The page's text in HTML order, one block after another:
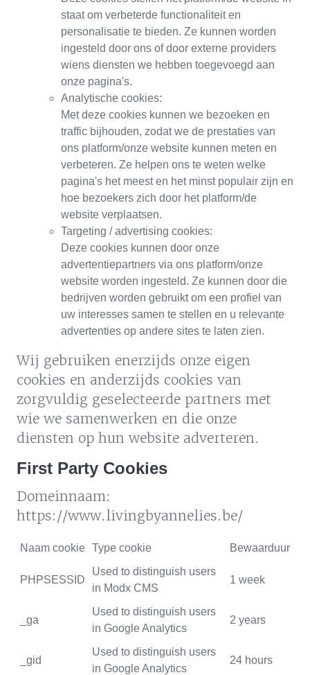
staat om verbeterde functionaliteit en
personalisatie te bieden. Ze kunnen worden
ingesteld door ons of door externe providers
wiens diensten we hebben toegevoegd aan
onze pagina's.
Analytische cookies:
Met deze cookies kunnen we bezoeken en
traffic bijhouden, zodat we de prestaties van
ons platform/onze website kunnen meten en
verbeteren. Ze helpen ons te weten welke
pagina's het meest en het minst populair zijn en
hoe bezoekers zich door het platform/de
website verplaatsen.
Targeting / advertising cookies:
Deze cookies kunnen door onze
advertentiepartners via ons platform/onze
website worden ingesteld. Ze kunnen door die
bedrijven worden gebruikt om een profiel van
uw interesses samen te stellen en u relevante
advertenties op andere sites te laten zien.
Wij gebruiken enerzijds onze eigen
cookies en anderzijds cookies van
zorgvuldig geselecteerde partners met
wie we samenwerken en die onze
diensten op hun website adverteren.
First Party Cookies
Domeinnaam:
https://www.livingbyannelies.be/
Naam cookie Type cookie Bewaarduur
PHPSESSID
Used to distinguish users
in Modx CMS
1 week
_ga
Used to distinguish users
in Google Analytics
2 years
_gid
Used to distinguish users
in Google Analytics
24 hours